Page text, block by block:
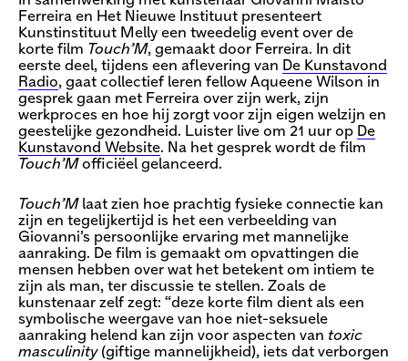
Ferreira en Het Nieuwe Instituut presenteert
Kunstinstituut Melly een tweedelig event over de
korte film Touch’M, gemaakt door Ferreira. In dit
eerste deel, tijdens een aflevering van De Kunstavond
Radio, gaat collectief leren fellow Aqueene Wilson in
gesprek gaan met Ferreira over zijn werk, zijn
werkproces en hoe hij zorgt voor zijn eigen welzijn en
geestelijke gezondheid. Luister live om 21 uur op De
Kunstavond Website. Na het gesprek wordt de film
Touch’M officiëel gelanceerd.
Touch’M laat zien hoe prachtig fysieke connectie kan
zijn en tegelijkertijd is het een verbeelding van
Giovanni’s persoonlijke ervaring met mannelijke
aanraking. De film is gemaakt om opvattingen die
mensen hebben over wat het betekent om intiem te
zijn als man, ter discussie te stellen. Zoals de
kunstenaar zelf zegt: “deze korte film dient als een
symbolische weergave van hoe niet-seksuele
aanraking helend kan zijn voor aspecten van toxic
masculinity(giftige mannelijkheid), iets dat verborgen